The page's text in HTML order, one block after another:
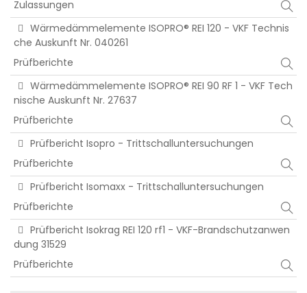
Zulassungen
Wärmedämmelemente ISOPRO® REI 120 - VKF Technis
che Auskunft Nr. 040261
Prüfberichte
Wärmedämmelemente ISOPRO® REI 90 RF 1 - VKF Tech
nische Auskunft Nr. 27637
Prüfberichte
Prüfbericht Isopro - Trittschalluntersuchungen
Prüfberichte
Prüfbericht Isomaxx - Trittschalluntersuchungen
Prüfberichte
Prüfbericht Isokrag REI 120 rf1 - VKF-Brandschutzanwen
dung 31529
Prüfberichte